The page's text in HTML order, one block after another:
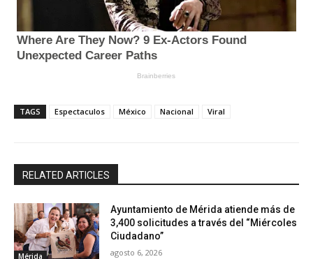
TAGS Espectaculos México Nacional Viral
RELATED ARTICLES
Mérida
Ayuntamiento de Mérida atiende más de
3,400 solicitudes a través del “Miércoles
Ciudadano”
agosto 6, 2026